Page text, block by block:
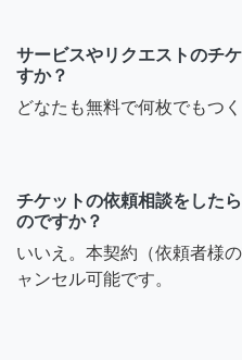
サービスやリクエストのチ
すか？
どなたも無料で何枚でもつ
チケットの依頼相談をした
のですか？
いいえ。本契約（依頼者様
ャンセル可能です。